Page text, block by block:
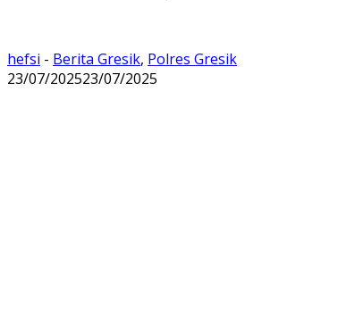
hefsi - Berita Gresik, Polres Gresik
23/07/202523/07/2025